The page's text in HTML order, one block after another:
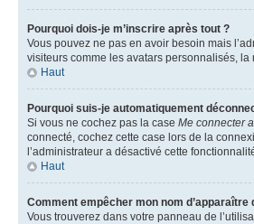
Pourquoi dois-je m’inscrire après tout ?
Vous pouvez ne pas en avoir besoin mais
visiteurs comme les avatars personnalisés, la
Haut
Pourquoi suis-je automatiquement
Si vous ne cochez pas la case Me connecter
connecté, cochez cette case lors de la
l’administrateur a désactivé cette
Haut
Comment empêcher mon nom
Vous trouverez dans votre panneau de